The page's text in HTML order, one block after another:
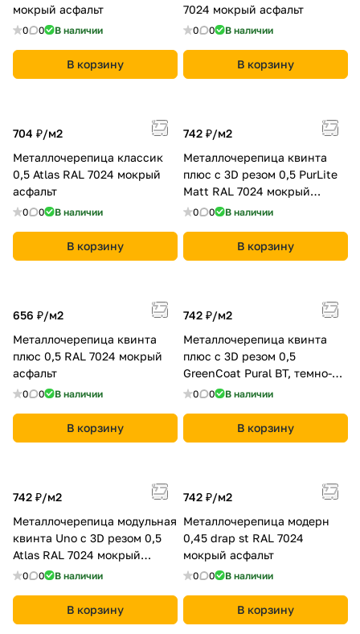
мокрый асфальт
0 0 В наличии
В корзину
7024 мокрый асфальт
0 0 В наличии
В корзину
704 ₽/м2
Металлочерепица классик
0,5 Atlas RAL 7024 мокрый
асфальт
0 0 В наличии
В корзину
742 ₽/м2
Металлочерепица квинта
плюс c 3D резом 0,5 PurLite
Мatt RAL 7024 мокрый
асфальт
0 0 В наличии
В корзину
656 ₽/м2
Металлочерепица квинта
плюс 0,5 RAL 7024 мокрый
асфальт
0 0 В наличии
В корзину
742 ₽/м2
Металлочерепица квинта
плюс c 3D резом 0,5
GreenCoat Pural BT, темно-
серый (RAL 7024 мокрый
0 0 В наличии
В корзину
742 ₽/м2
Металлочерепица модульная
квинта Uno c 3D резом 0,5
Atlas RAL 7024 мокрый
асфальт
0 0 В наличии
В корзину
742 ₽/м2
Металлочерепица модерн
0,45 drap st RAL 7024
мокрый асфальт
0 0 В наличии
В корзину